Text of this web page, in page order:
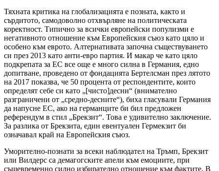
Тяхната критика на глобализацията е позната, както и
сърдитото, самодоволно отхвърляне на политическата
коректност. Типично за всички европейски популизми е
негативното отношение към Европейския съюз като цяло и
особено към еврото. Алтернативата започна съществуването
си през 2013 като анти-евро партия. И макар че като цяло
подкрепата за ЕС все още е много силна в Германия, едно
допитване, проведено от фондацията Бертелсман през лятото
на 2017 показва, че 50 процента от респондентите, които
определят себе си като „[чисто]десни“ (внимателно
разграничени от „средно-десните“), биха гласували Германия
да напусне ЕС, ако на германците би бил предложен
референдум в стил „Брекзит“. Това е удивително заключение.
За разлика от Брекзита, един евентуален Гермекзит би
означавал край на Европейския съюз.
Уморително-познати за всеки наблюдател на Тръмп, Брекзит
или Вилдерс са демагогските апели към емоциите, при
същевременно силно избирателно отношение към фактите. В